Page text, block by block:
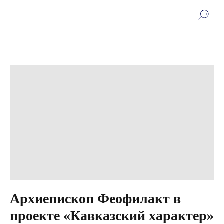
Архиепископ Феофилакт в
проекте «Кавказский характер»